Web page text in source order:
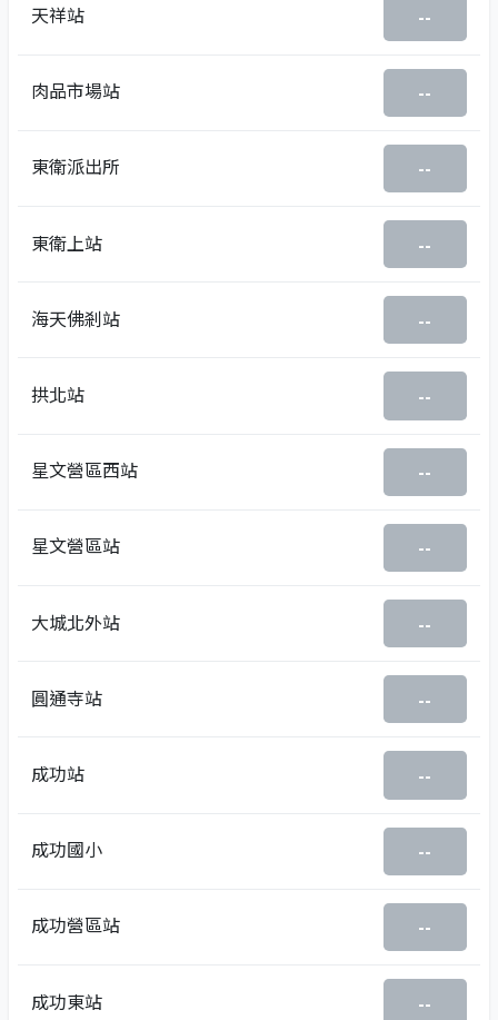
天祥站 --
肉品市場站 --
東衛派出所 --
東衛上站 --
海天佛剎站 --
拱北站 --
星文營區西站 --
星文營區站 --
大城北外站 --
圓通寺站 --
成功站 --
成功國小 --
成功營區站 --
成功東站 --